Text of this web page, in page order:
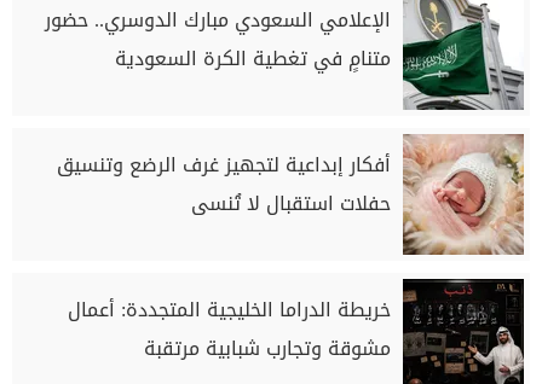
الإعلامي السعودي مبارك الدوسري.. حضور
متنامٍ في تغطية الكرة السعودية
أفكار إبداعية لتجهيز غرف الرضع وتنسيق
حفلات استقبال لا تُنسى
خريطة الدراما الخليجية المتجددة: أعمال
مشوقة وتجارب شبابية مرتقبة